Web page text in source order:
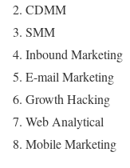
CDMM
SMM
Inbound Marketing
E-mail Marketing
Growth Hacking
Web Analytical
Mobile Marketing